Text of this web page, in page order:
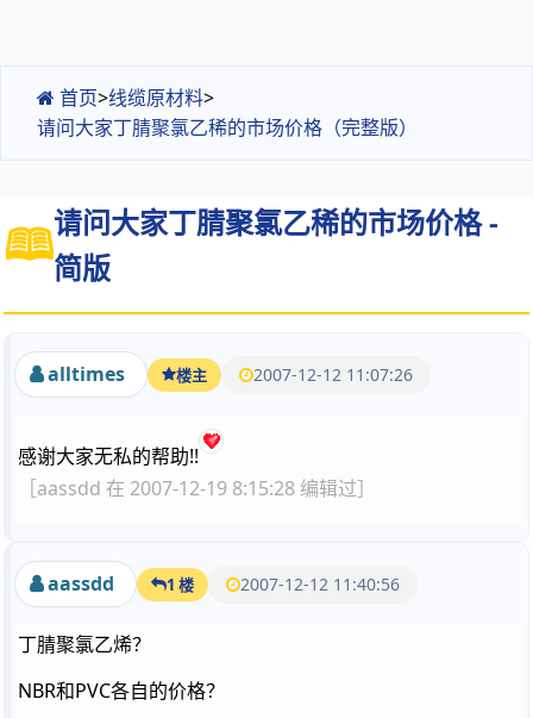
首页>线缆原材料>
请问大家丁腈聚氯乙稀的市场价格（完整版）
请问大家丁腈聚氯乙稀的市场价格 -
简版
alltimes 楼主 2007-12-12 11:07:26
感谢大家无私的帮助!!
［aassdd 在 2007-12-19 8:15:28 编辑过］
aassdd 1 楼 2007-12-12 11:40:56
丁腈聚氯乙烯？
NBR和PVC各自的价格？